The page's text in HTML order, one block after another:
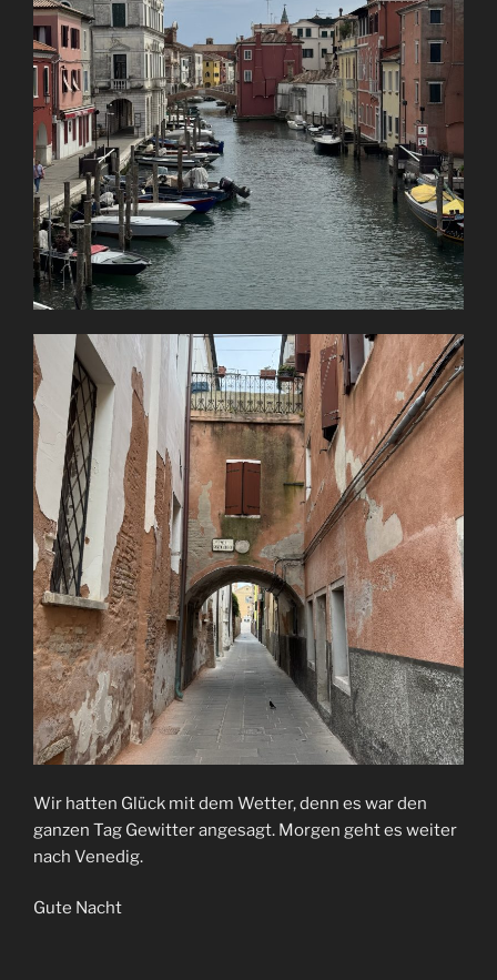
Wir hatten Glück mit dem Wetter, denn es war den
ganzen Tag Gewitter angesagt. Morgen geht es weiter
nach Venedig.
Gute Nacht